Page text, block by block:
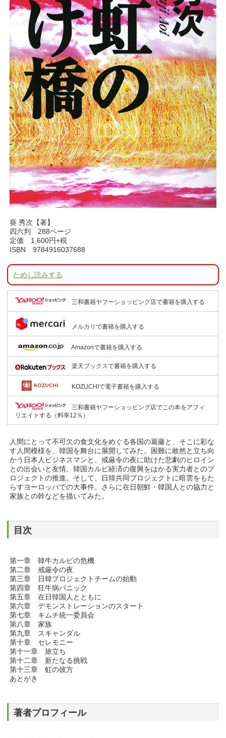
葵 秀次【著】
四六判 288ページ
定価 1,600円+税
ISBN 9784916037688
ためし読みする
三和書籍ヤフーショッピング店で書籍を購入する
メルカリで書籍を購入する
Amazonで書籍を購入する
楽天ブックスで書籍を購入する
KOZUCHIで電子書籍を購入する
三和書籍ヤフーショッピング店でこの本をアフィ
リエイトする（料率12％）
人間にとって不可欠の食文化をめぐる各国の葛藤と、そこに彩な
す人間模様を、韓国を舞台に展開してみた。困難に敢然と立ち向
かう日本人ビジネスマンと、戒厳令の夜に助けた悲劇のヒロイン
との出会いと友情、韓国カルビ経済の復興をはかる実力者とのプ
ロジェクトの推進。そして、日韓共同プロジェクトに暗雲をもた
らすヨーロッパでの大事件。さらに在日朝鮮・韓国人との協力と
家族との幹などを描いてみた。
目次
第一章 韓牛カルビの危機
第二章 戒厳令の夜
第三章 日韓プロジェクトチームの始動
第四章 狂牛病パニック
第五章 在日韓国人とともに
第六章 デモンストレーションのスタート
第七章 キムチ統一委員会
第八章 家族
第九章 スキャンダル
第十章 セレモニー
第十一章 旅立ち
第十二章 新たなる挑戦
第十三章 虹の彼方
あとがき
著者プロフィール